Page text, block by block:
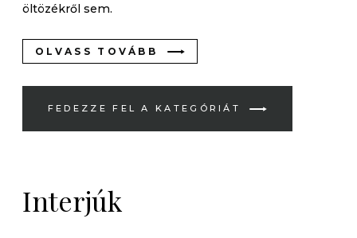
öltözékről sem.
OLVASS TOVÁBB
FEDEZZE FEL A KATEGÓRIÁT
Interjúk